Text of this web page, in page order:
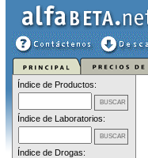
Índice de Productos:
Índice de Laboratorios:
Índice de Drogas: